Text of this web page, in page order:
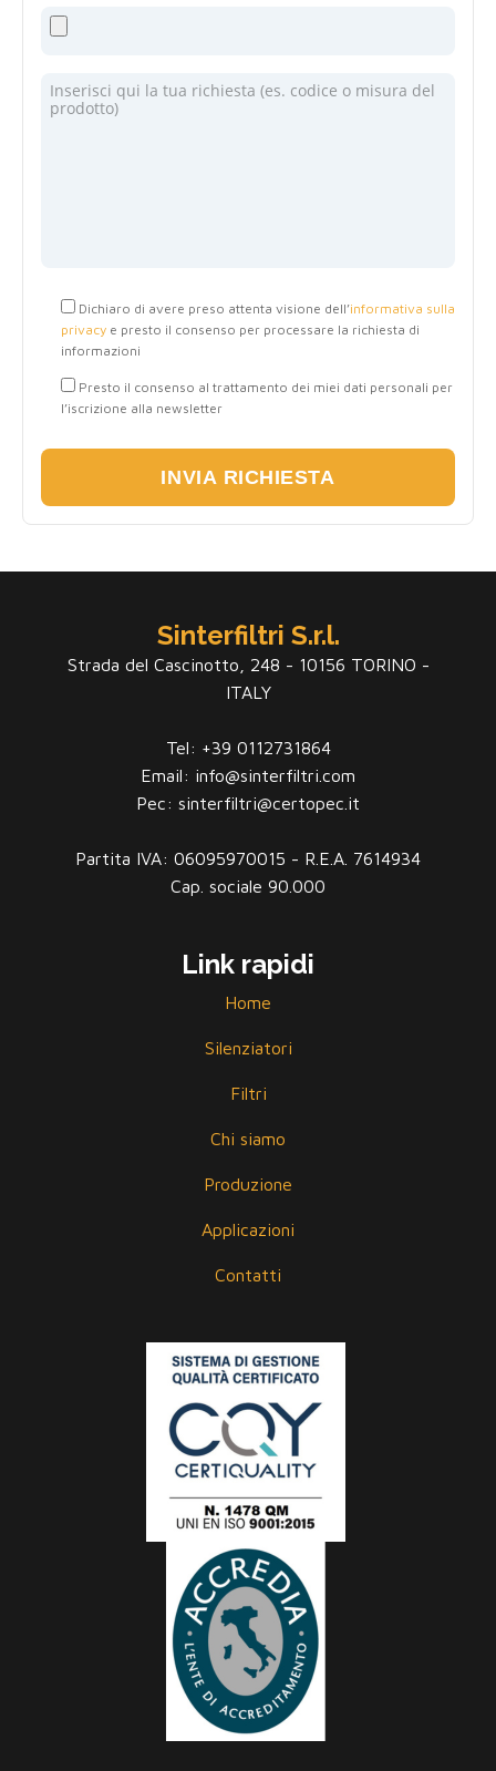
Dichiaro di avere preso attenta visione dell’informativa sulla
privacy e presto il consenso per processare la richiesta di
informazioni
Presto il consenso al trattamento dei miei dati personali per
l’iscrizione alla newsletter
Sinterfiltri S.r.l.
Strada del Cascinotto, 248 - 10156 TORINO -
ITALY
Tel: +39 0112731864
Email: info@sinterfiltri.com
Pec: sinterfiltri@certopec.it
Partita IVA: 06095970015 - R.E.A. 7614934
Cap. sociale 90.000
Link rapidi
Home
Silenziatori
Filtri
Chi siamo
Produzione
Applicazioni
Contatti